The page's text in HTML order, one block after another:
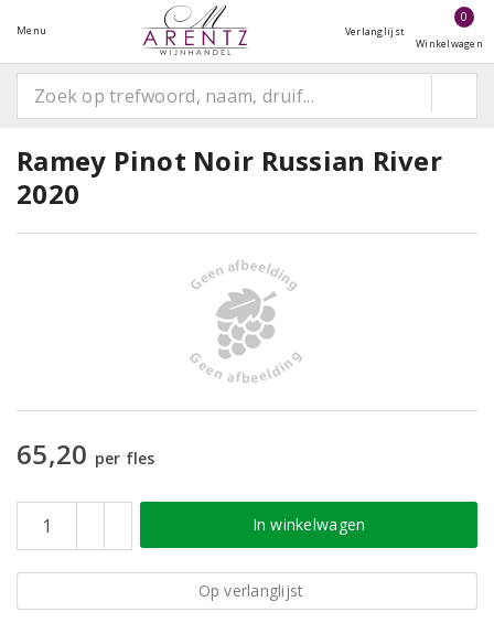
Menu Verlanglijst
0
Winkelwagen
Ramey Pinot Noir Russian River
2020
65,20 per fles
In winkelwagen
Op verlanglijst